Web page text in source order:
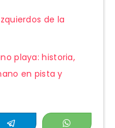
de la
playa: historia,
en pista y
Telegram